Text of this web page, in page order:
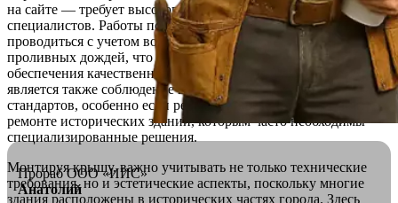
на сайте — требует высокого уровня квалификации
специалистов. Работы по установке крыш должны
проводиться с учетом возможности сильных ветров и
проливных дождей, что обуславливает необходимость
обеспечения качественной герметичности. Важным моментом
является также соблюдение всех строительных норм и
стандартов, особенно если речь идет о реконструкции или
ремонте исторических зданий, которым часто необходимы
специализированные решения.
Монтируя крышу, важно учитывать не только технические
требования, но и эстетические аспекты, поскольку многие
здания расположены в исторических частях города. Здесь
Прораб ООО «ИИС»
Анатолий